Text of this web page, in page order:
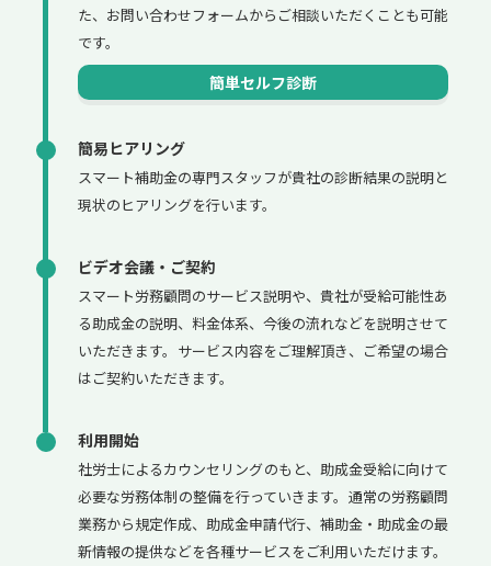
た、お問い合わせフォームからご相談いただくことも可能
です。
簡単セルフ診断
簡易ヒアリング
スマート補助金の専門スタッフが貴社の診断結果の説明と
現状のヒアリングを行います。
ビデオ会議・ご契約
スマート労務顧問のサービス説明や、貴社が受給可能性あ
る助成金の説明、料金体系、今後の流れなどを説明させて
いただきます。サービス内容をご理解頂き、ご希望の場合
はご契約いただきます。
利用開始
社労士によるカウンセリングのもと、助成金受給に向けて
必要な労務体制の整備を行っていきます。通常の労務顧問
業務から規定作成、助成金申請代行、補助金・助成金の最
新情報の提供などを各種サービスをご利用いただけます。